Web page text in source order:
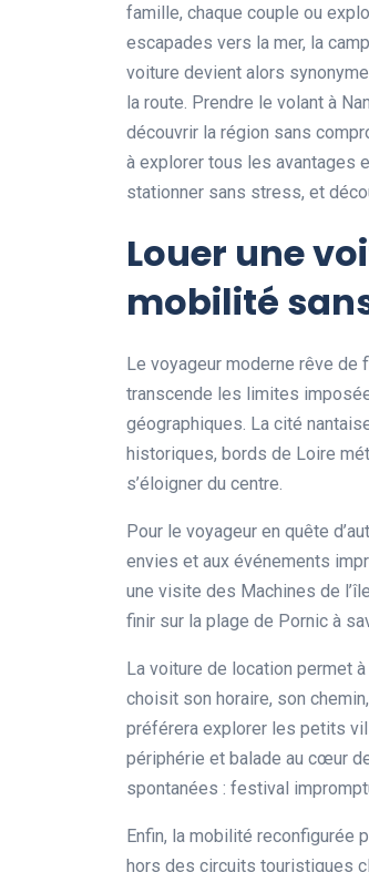
famille, chaque couple ou
escapades vers la mer, la
voiture devient alors
la route. Prendre le volant à
découvrir la région sans
à explorer tous les avantages
stationner sans stress, et
Louer une
mobilité
Le voyageur moderne rêve de
transcende les limites
géographiques. La cité
historiques, bords de Loire
s’éloigner du centre.
Pour le voyageur en quête
envies et aux événements
une visite des Machines de
finir sur la plage de Pornic à
La voiture de location permet à
choisit son horaire, son
préférera explorer les petits
périphérie et balade au cœur
spontanées : festival
Enfin, la mobilité reconfigurée
hors des circuits touristiques